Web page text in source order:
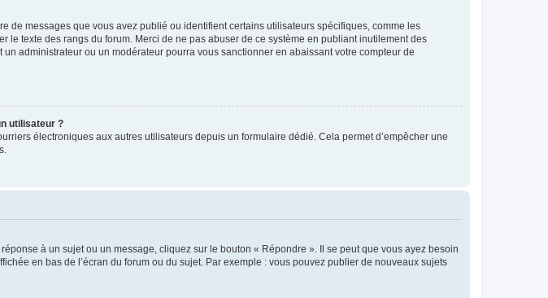
de messages que vous avez publié ou identifient certains utilisateurs spécifiques, comme les
texte des rangs du forum. Merci de ne pas abuser de ce système en publiant inutilement des
administrateur ou un modérateur pourra vous sanctionner en abaissant votre compteur de
utilisateur ?
électroniques aux autres utilisateurs depuis un formulaire dédié. Cela permet d’empêcher une
à un sujet ou un message, cliquez sur le bouton « Répondre ». Il se peut que vous ayez besoin
en bas de l’écran du forum ou du sujet. Par exemple : vous pouvez publier de nouveaux sujets